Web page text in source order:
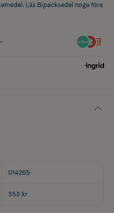
Läs Bipacksedel noga före
014265
353 kr